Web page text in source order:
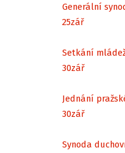
Generální
25zář
Setkání
30zář
Jednání
30zář
Synoda